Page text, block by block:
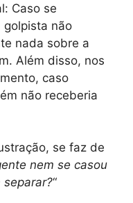
Caso se
golpista não
nada sobre a
Além disso, nos
caso
não receberia
se faz de
nem se casou
“